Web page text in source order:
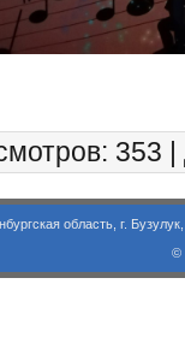
: 353 |
г. Бузулук, ул.
©